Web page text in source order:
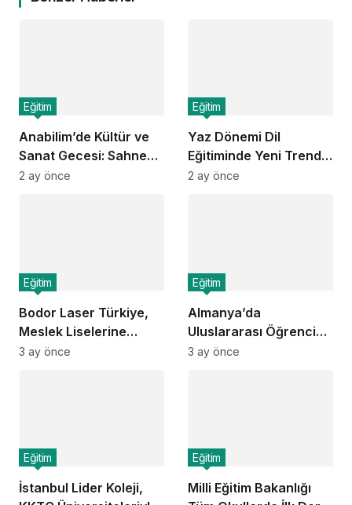
Anabilim’de Kültür ve
Sanat Gecesi: Sahne
Performansları ve Ödül
Eğitim
2 ay önce
Yaz Dönemi Dil
Eğitiminde Yeni Trend:
Şehir Odaklı Tercihler
Eğitim
2 ay önce
Bodor Laser Türkiye,
Meslek Liselerine
Teknolojik Altyapı
Eğitim
3 ay önce
Almanya’da
Uluslararası Öğrenci
Sayısı 420 Bine Ulaştı:
Eğitim
3 ay önce
İstanbul Lider Koleji,
Eğitim
Milli Eğitim Bakanlığı
Eğitim